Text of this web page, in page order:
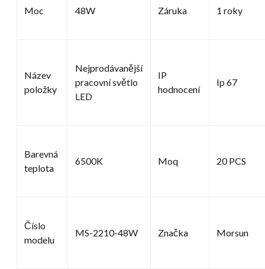
Moc 48W Záruka 1 roky
Název
položky
Nejprodávanější
pracovní světlo
LED
IP
hodnocení
Ip 67
Barevná
teplota
6500K Moq 20 PCS
Číslo
modelu
MS-2210-48W Značka Morsun